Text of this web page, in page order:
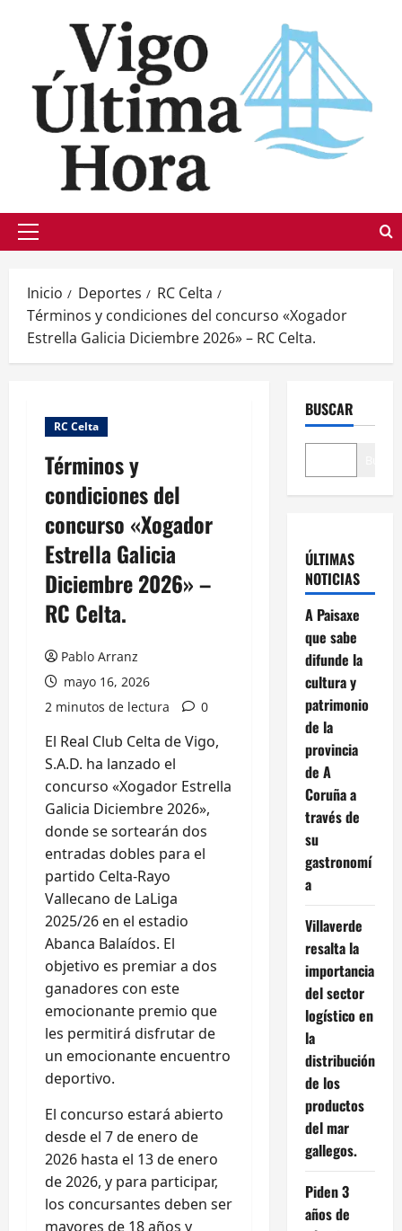
Menú
Inicio Deportes
RC Celta
Términos y condiciones del concurso «Xogador
Estrella Galicia Diciembre 2026» – RC Celta.
RC Celta
Términos y
condiciones del
concurso «Xogador
Estrella Galicia
Diciembre 2026» –
RC Celta.
Pablo Arranz
mayo 16, 2026
2 minutos de lectura
0
El Real Club Celta de Vigo,
S.A.D. ha lanzado el
concurso «Xogador Estrella
Galicia Diciembre 2026»,
donde se sortearán dos
entradas dobles para el
partido Celta-Rayo
Vallecano de LaLiga
2025/26 en el estadio
Abanca Balaídos. El
objetivo es premiar a dos
ganadores con este
emocionante premio que
les permitirá disfrutar de
un emocionante encuentro
deportivo.
El concurso estará abierto
desde el 7 de enero de
2026 hasta el 13 de enero
de 2026, y para participar,
los concursantes deben ser
mayores de 18 años y
BUSCAR
ÚLTIMAS
NOTICIAS
A Paisaxe
que sabe
difunde la
cultura y
patrimonio
de la
provincia
de A
Coruña a
través de
su
gastronomí
a
Villaverde
resalta la
importancia
del sector
logístico en
la
distribución
de los
productos
del mar
gallegos.
Piden 3
años de